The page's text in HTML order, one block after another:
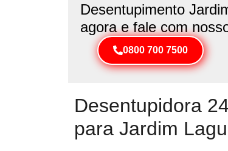
Desentupimento
agora e fale com
0800 700 7500
Desentupidora
para Jardim